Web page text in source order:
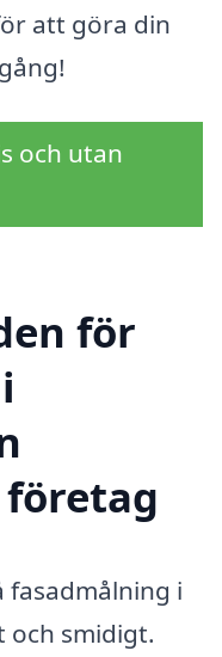
att göra din
och utan
för
i
och smidigt.